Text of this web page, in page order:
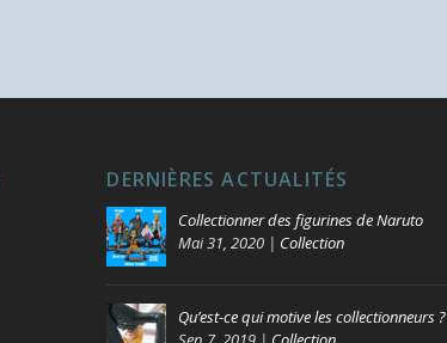
DERNIÈRES ACTUALITÉS
Collectionner des figurines de Naruto
Mai 31, 2020 | Collection
Qu’est-ce qui motive les collectionneurs ?